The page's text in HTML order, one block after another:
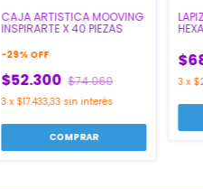
CAJA ARTISTICA MOOVING
INSPIRARTE X 40 PIEZAS
-29% OFF
$52.300 $74.060
3 x $17.433,33 sin interés
3 x